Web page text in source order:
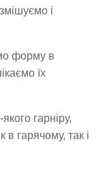
і
форму в
їх
гарніру,
в гарячому, так і